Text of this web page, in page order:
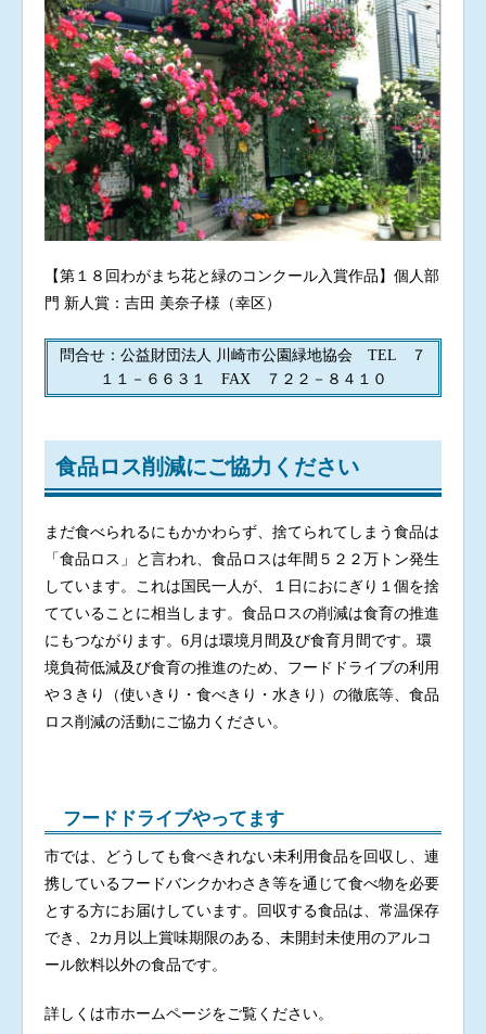
【第１８回わがまち花と緑のコンクール入賞作品】個人部
門 新人賞：吉田 美奈子様（幸区）
問合せ：公益財団法人 川崎市公園緑地協会 TEL ７
１１－６６３１ FAX ７２２－８４１０
食品ロス削減にご協力ください
まだ食べられるにもかかわらず、捨てられてしまう食品は
「食品ロス」と言われ、食品ロスは年間５２２万トン発生
しています。これは国民一人が、１日におにぎり１個を捨
てていることに相当します。食品ロスの削減は食育の推進
にもつながります。6月は環境月間及び食育月間です。環
境負荷低減及び食育の推進のため、フードドライブの利用
や３きり（使いきり・食べきり・水きり）の徹底等、食品
ロス削減の活動にご協力ください。
フードドライブやってます
市では、どうしても食べきれない未利用食品を回収し、連
携しているフードバンクかわさき等を通じて食べ物を必要
とする方にお届けしています。回収する食品は、常温保存
でき、2カ月以上賞味期限のある、未開封未使用のアルコ
ール飲料以外の食品です。
詳しくは市ホームページをご覧ください。